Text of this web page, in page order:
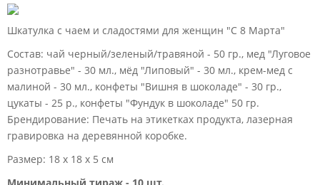
Шкатулка с чаем и сладостями для женщин "С 8 Марта"
Состав: чай черный/зеленый/травяной - 50 гр., мед "Луговое
разнотравье" - 30 мл., мёд "Липовый" - 30 мл., крем-мед с
малиной - 30 мл., конфеты "Вишня в шоколаде" - 30 гр.,
цукаты - 25 р., конфеты "Фундук в шоколаде" 50 гр.
Брендирование: Печать на этикетках продукта, лазерная
гравировка на деревянной коробке.
Размер: 18 х 18 х 5 см